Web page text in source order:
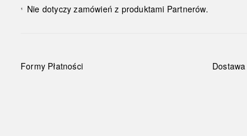
¹ Nie dotyczy zamówień z produktami Partnerów.
Formy Płatności Dostawa